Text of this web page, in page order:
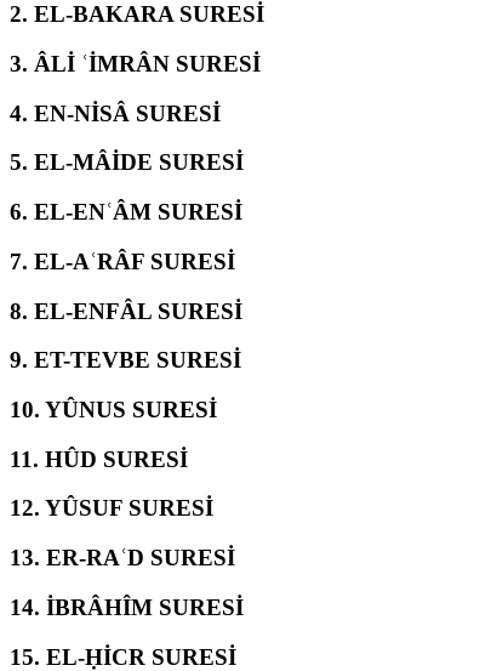
2. EL-BAKARA SURESİ
3. ÂLİ ʿİMRÂN SURESİ
4. EN-NİSÂ SURESİ
5. EL-MÂİDE SURESİ
6. EL-ENʿÂM SURESİ
7. EL-AʿRÂF SURESİ
8. EL-ENFÂL SURESİ
9. ET-TEVBE SURESİ
10. YÛNUS SURESİ
11. HÛD SURESİ
12. YÛSUF SURESİ
13. ER-RAʿD SURESİ
14. İBRÂHÎM SURESİ
15. EL-ḤİCR SURESİ